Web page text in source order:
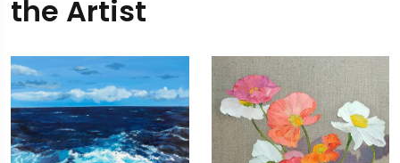
the Artist